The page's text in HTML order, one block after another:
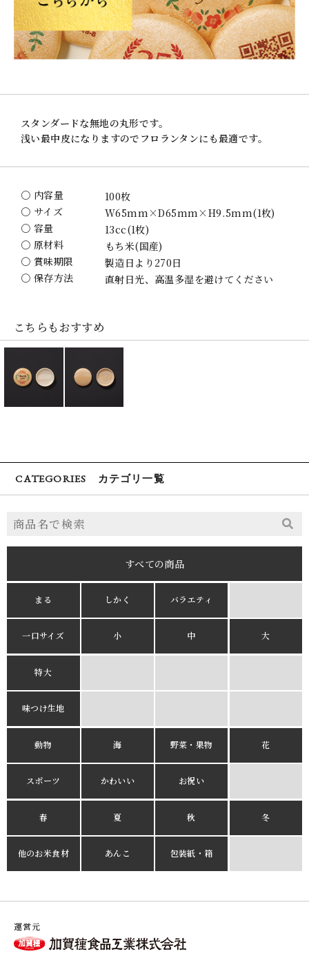
スタンダードな無地の丸形です。
浅い最中皮になりますのでフロランタンにも最適です。
〇 内容量
100枚
〇 サイズ
W65mm×D65mm×H9.5mm(1枚)
〇 容量
13cc(1枚)
〇 原材料
もち米(国産)
〇 賞味期限
製造日より270日
〇 保存方法
直射日光、高温多湿を避けてください
こちらもおすすめ
CATEGORIES カテゴリ一覧
すべての商品
まる しかく バラエティ
一口サイズ 小 中 大
特大
味つけ生地
動物 海 野菜・果物 花
スポーツ かわいい お祝い
春 夏 秋 冬
他のお米食材 あんこ 包装紙・箱
運営元